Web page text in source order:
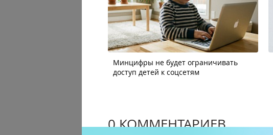
Минцифры не будет ограничивать
доступ детей к соцсетям
0 КОММЕНТАРИЕВ